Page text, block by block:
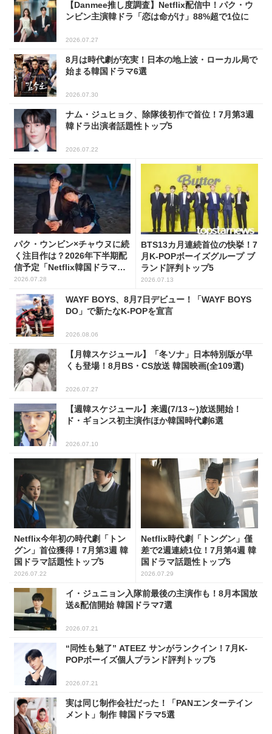
【Danmee推し度調査】Netflix配信中！パク・ウ
ンビン主演韓ドラ「恋は命がけ」88%超で1位に
2026.07.27
8月は時代劇が充実！日本の地上波・ローカル局で
始まる韓国ドラマ6選
2026.07.30
ナム・ジュヒョク、除隊後初作で首位！7月第3週
韓ドラ出演者話題性トップ5
2026.07.22
パク・ウンビン×チャウヌに続
く注目作は？2026年下半期配
信予定「Netflix韓国ドラマ」8
選
2026.07.28
BTS13カ月連続首位の快挙！7
月K-POPボーイズグループ ブ
ランド評判トップ5
2026.07.13
WAYF BOYS、8月7日デビュー！「WAYF BOYS
DO」で新たなK-POPを宣言
2026.08.06
【月韓スケジュール】「冬ソナ」日本特別版が早
くも登場！8月BS・CS放送 韓国映画(全109選)
2026.07.27
【週韓スケジュール】来週(7/13～)放送開始！
ド・ギョンス初主演作ほか韓国時代劇6選
2026.07.10
Netflix今年初の時代劇「トン
グン」首位獲得！7月第3週 韓
国ドラマ話題性トップ5
2026.07.22
Netflix時代劇「トングン」僅
差で2週連続1位！7月第4週 韓
国ドラマ話題性トップ5
2026.07.29
イ・ジュニョン入隊前最後の主演作も！8月本国放
送&配信開始 韓国ドラマ7選
2026.07.21
“同性も魅了” ATEEZ サンがランクイン！7月K-
POPボーイズ個人ブランド評判トップ5
2026.07.21
実は同じ制作会社だった！「PANエンターテイン
メント」制作 韓国ドラマ5選